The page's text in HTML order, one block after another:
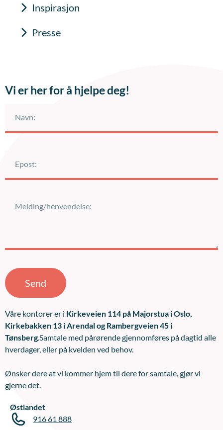
Inspirasjon
Presse
Vi er her for å hjelpe deg!
Send
Våre kontorer er i Kirkeveien 114 på Majorstua i Oslo,
Kirkebakken 13 i Arendal og Rambergveien 45 i
Tønsberg.Samtale med pårørende gjennomføres på dagtid alle
hverdager, eller på kvelden ved behov.
Ønsker dere at vi kommer hjem til dere for samtale, gjør vi
gjerne det.
Østlandet
916 61 888